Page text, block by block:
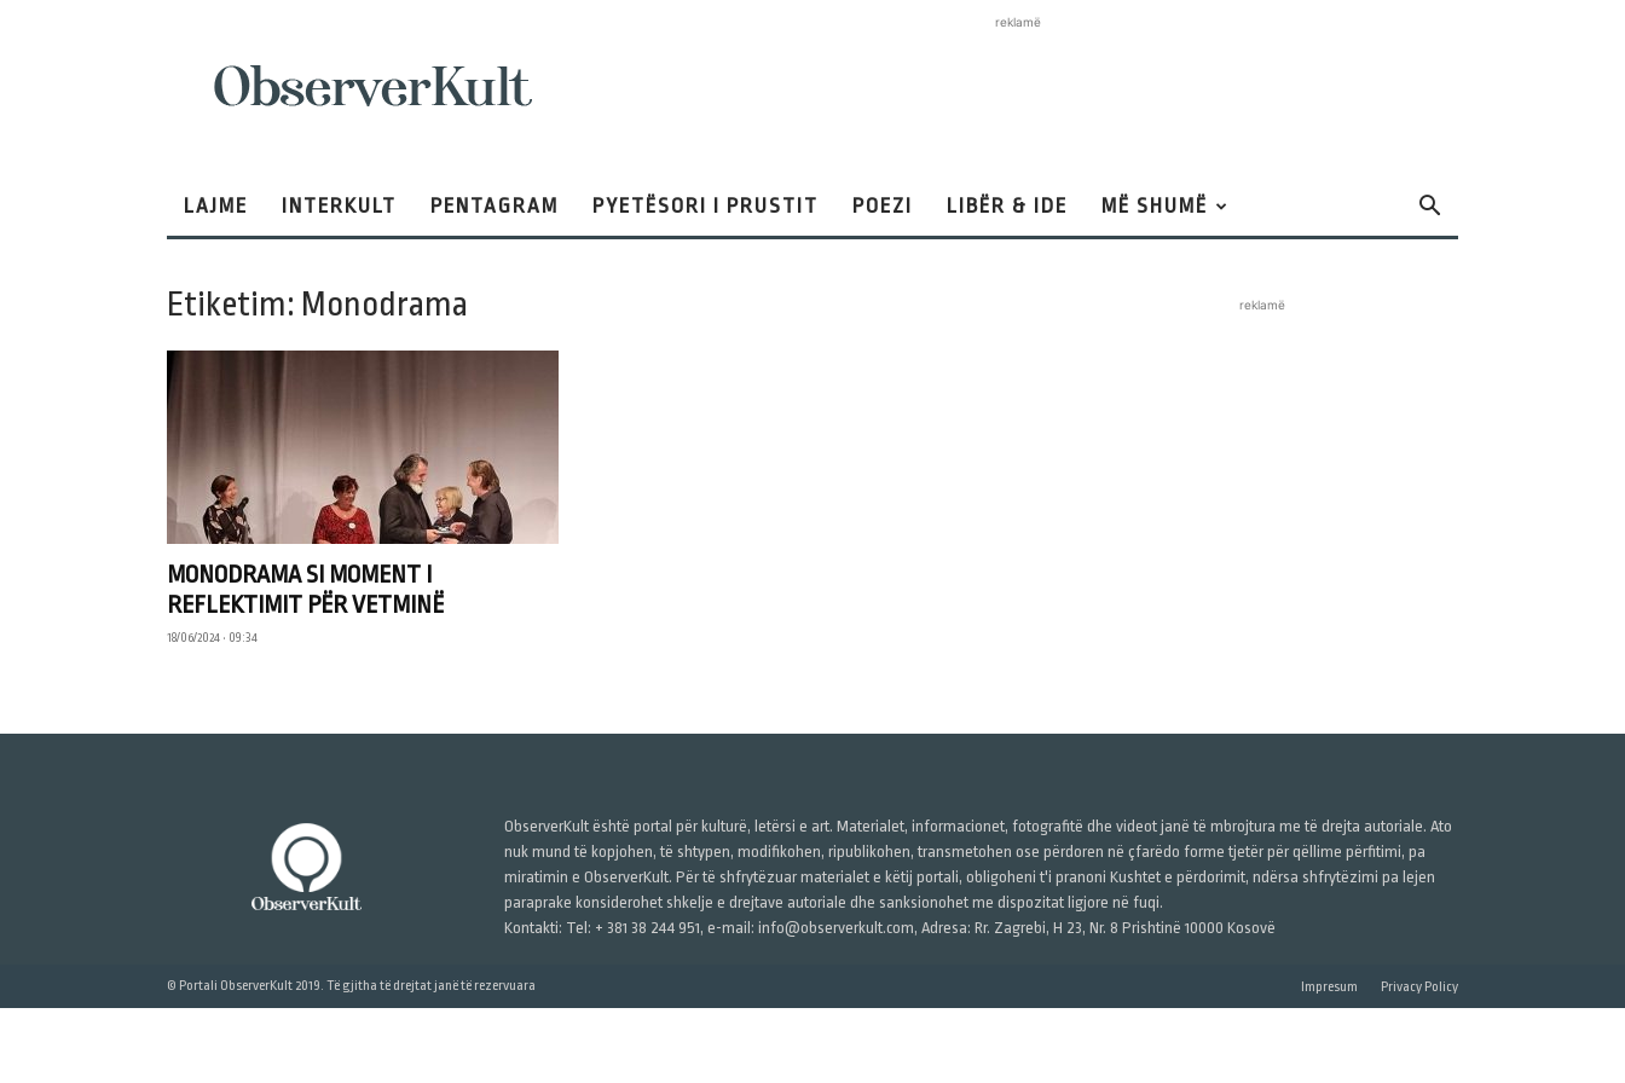
reklamë
LAJME INTERKULT PENTAGRAM PYETËSORI I PRUSTIT POEZI LIBËR & IDE MË SHUMË
Etiketim: Monodrama
MONODRAMA SI MOMENT I
REFLEKTIMIT PËR VETMINË
18/06/2024 • 09:34
reklamë
ObserverKult është portal për kulturë, letërsi e art. Materialet, informacionet, fotografitë dhe videot janë të mbrojtura me të drejta autoriale. Ato
nuk mund të kopjohen, të shtypen, modifikohen, ripublikohen, transmetohen ose përdoren në çfarëdo forme tjetër për qëllime përfitimi, pa
miratimin e ObserverKult. Për të shfrytëzuar materialet e këtij portali, obligoheni t'i pranoni Kushtet e përdorimit, ndërsa shfrytëzimi pa lejen
paraprake konsiderohet shkelje e drejtave autoriale dhe sanksionohet me dispozitat ligjore në fuqi.
Kontakti: Tel: + 381 38 244 951, e-mail: info@observerkult.com, Adresa: Rr. Zagrebi, H 23, Nr. 8 Prishtinë 10000 Kosovë
Impresum Privacy Policy
© Portali ObserverKult 2019. Të gjitha të drejtat janë të rezervuara